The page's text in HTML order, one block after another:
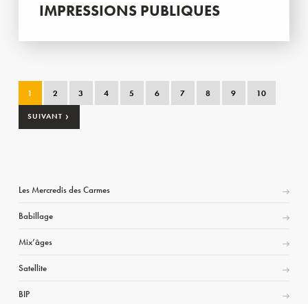
IMPRESSIONS PUBLIQUES
1 2 3 4 5 6 7 8 9 10
SUIVANT ›
Les Mercredis des Carmes
Babillage
Mix’âges
Satellite
BIP